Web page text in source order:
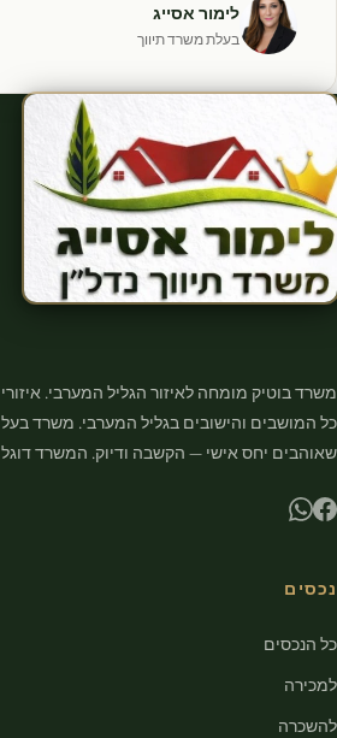
לימור אסייג
בעלת משרד תיווך
משרד בוטיק מומחה לאיזור הגליל המערבי.
שאוהבים יחס אישי — הקשבה ודיוק. המשרד
נכסים
כל הנכסים
למכירה
להשכרה